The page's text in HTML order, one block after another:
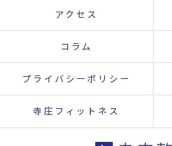
アクセス
コラム
プライバシーポリシー
寺庄フィットネス